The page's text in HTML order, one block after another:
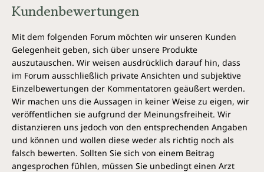
Kundenbewertungen
Mit dem folgenden Forum möchten wir unseren Kunden
Gelegenheit geben, sich über unsere Produkte
auszutauschen. Wir weisen ausdrücklich darauf hin, dass
im Forum ausschließlich private Ansichten und subjektive
Einzelbewertungen der Kommentatoren geäußert werden.
Wir machen uns die Aussagen in keiner Weise zu eigen, wir
veröffentlichen sie aufgrund der Meinungsfreiheit. Wir
distanzieren uns jedoch von den entsprechenden Angaben
und können und wollen diese weder als richtig noch als
falsch bewerten. Sollten Sie sich von einem Beitrag
angesprochen fühlen, müssen Sie unbedingt einen Arzt